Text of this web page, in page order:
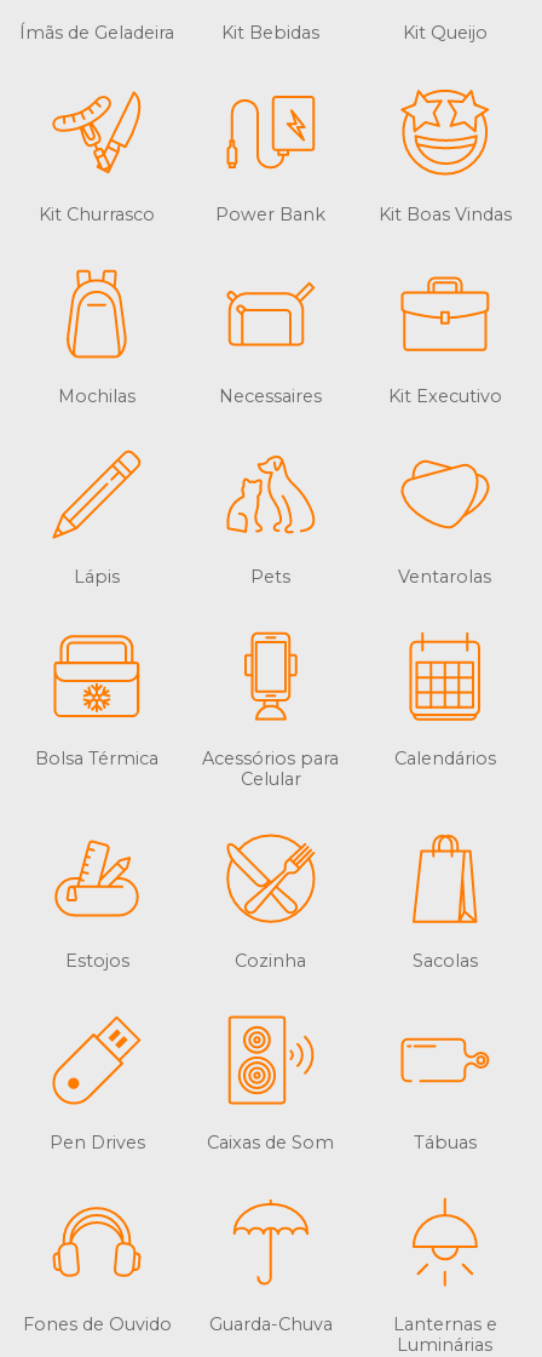
Ímãs de Geladeira Kit Bebidas Kit Queijo
Kit Churrasco Power Bank Kit Boas Vindas
Mochilas Necessaires Kit Executivo
Lápis Pets Ventarolas
Bolsa Térmica
Acessórios para
Celular
Calendários
Estojos Cozinha Sacolas
Pen Drives Caixas de Som Tábuas
Fones de Ouvido Guarda-Chuva
Lanternas e
Luminárias